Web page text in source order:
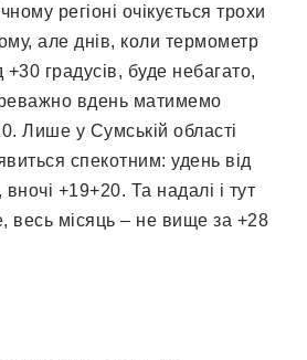
регіоні очікується трохи
але днів, коли термометр
градусів, буде небагато,
вдень матимемо
Лише у Сумській області
спекотним: удень від
+19+20. Та надалі і тут
весь місяць – не вище за +28